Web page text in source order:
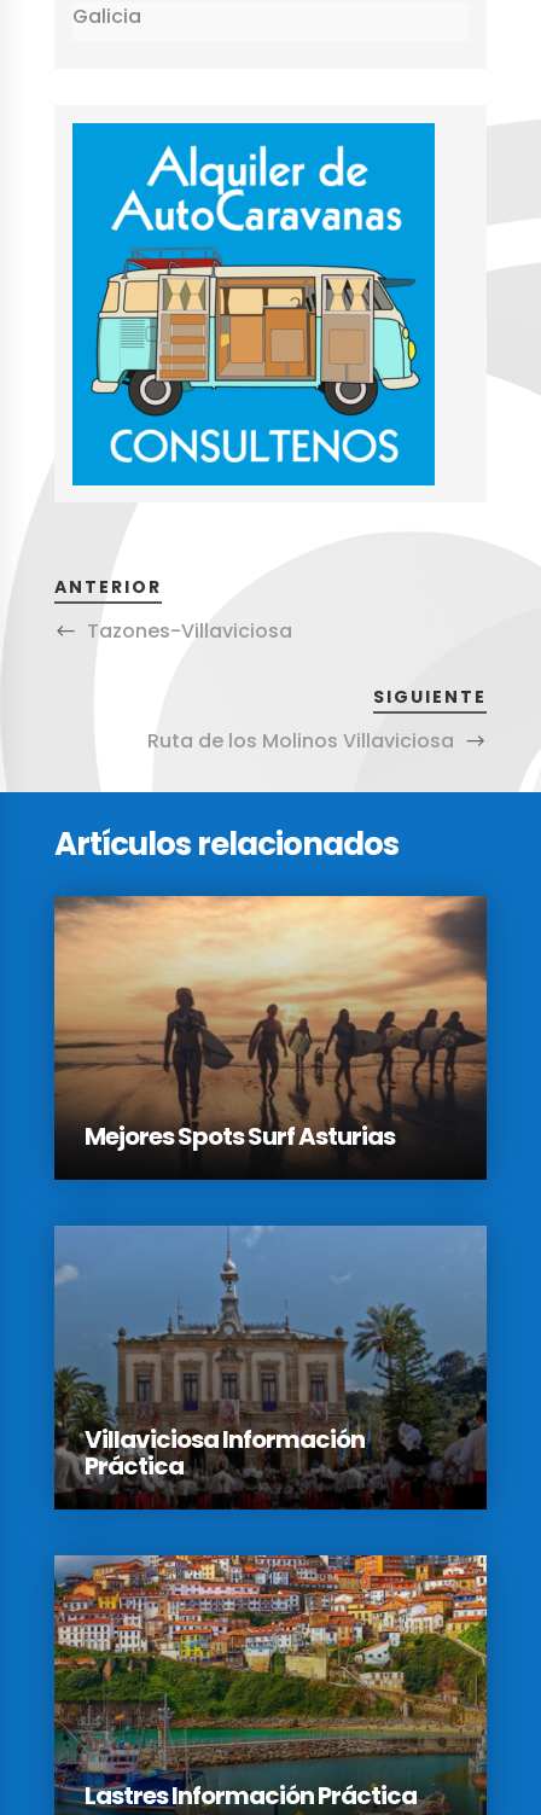
Galicia
ANTERIOR
Tazones-Villaviciosa
SIGUIENTE
Ruta de los Molinos Villaviciosa
Artículos relacionados
Mejores Spots Surf Asturias
Villaviciosa Información
Práctica
Lastres Información Práctica